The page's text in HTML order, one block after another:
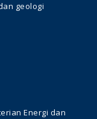
geologi
Energi dan